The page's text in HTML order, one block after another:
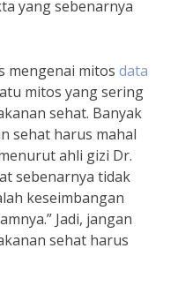
yang sebenarnya
mengenai mitos data
mitos yang sering
sehat. Banyak
sehat harus mahal
ahli gizi Dr.
sebenarnya tidak
keseimbangan
Jadi, jangan
sehat harus